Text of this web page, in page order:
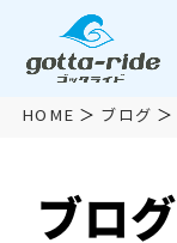
HOME ブログ
ブログ